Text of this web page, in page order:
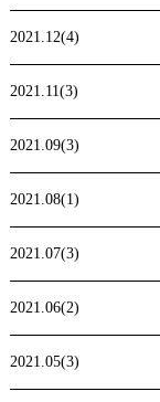
2021.12(4)
2021.11(3)
2021.09(3)
2021.08(1)
2021.07(3)
2021.06(2)
2021.05(3)